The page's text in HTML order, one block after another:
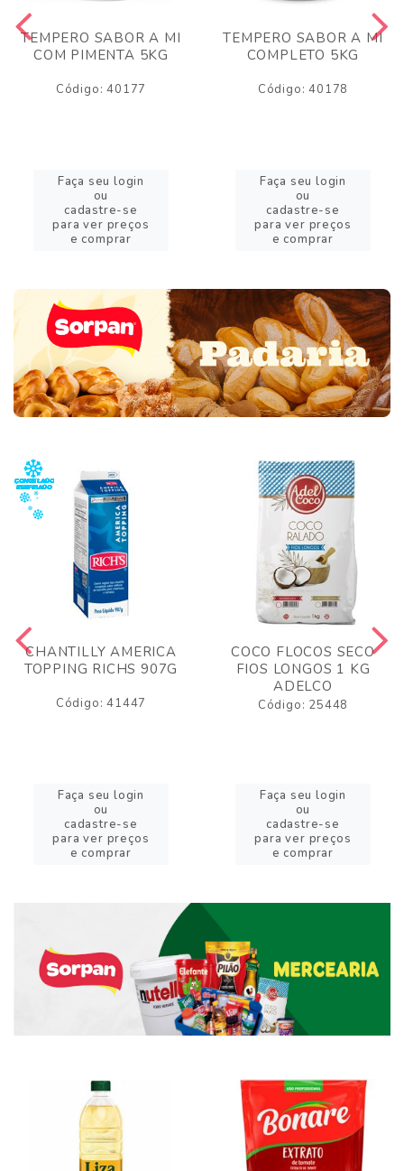
TEMPERO SABOR A MI
COM PIMENTA 5KG
Código: 40177
Faça seu login
ou
cadastre-se
para ver preços
e comprar
TEMPERO SABOR A MI
COMPLETO 5KG
Código: 40178
Faça seu login
ou
cadastre-se
para ver preços
e comprar
CHANTILLY AMERICA
TOPPING RICHS 907G
Código: 41447
Faça seu login
ou
cadastre-se
para ver preços
e comprar
COCO FLOCOS SECO
FIOS LONGOS 1 KG
ADELCO
Código: 25448
Faça seu login
ou
cadastre-se
para ver preços
e comprar